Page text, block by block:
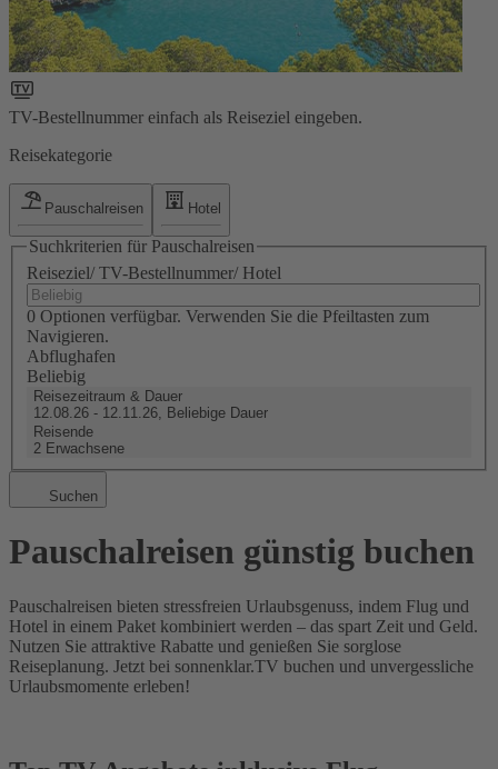
TV-Bestellnummer einfach als Reiseziel eingeben.
Reisekategorie
Pauschalreisen Hotel
Suchkriterien für Pauschalreisen
Reiseziel/ TV-Bestellnummer/ Hotel
0 Optionen verfügbar. Verwenden Sie die Pfeiltasten zum
Navigieren.
Abflughafen
Beliebig
Reisezeitraum & Dauer
12.08.26 - 12.11.26, Beliebige Dauer
Reisende
2 Erwachsene
Suchen
Pauschalreisen günstig buchen
Pauschalreisen bieten stressfreien Urlaubsgenuss, indem Flug und
Hotel in einem Paket kombiniert werden – das spart Zeit und Geld.
Nutzen Sie attraktive Rabatte und genießen Sie sorglose
Reiseplanung. Jetzt bei sonnenklar.TV buchen und unvergessliche
Urlaubsmomente erleben!